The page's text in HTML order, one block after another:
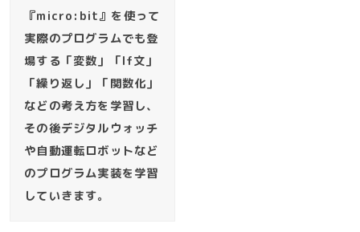
『micro:bit』を使って
実際のプログラムでも登
場する「変数」「If文」
「繰り返し」「関数化」
などの考え方を学習し、
その後デジタルウォッチ
や自動運転ロボットなど
のプログラム実装を学習
していきます。